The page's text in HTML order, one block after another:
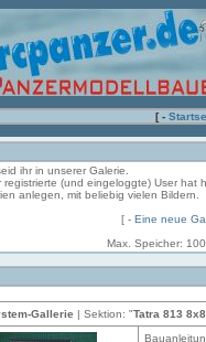
[ -
ihr in unserer Galerie.
registrierte (und eingeloggte) User hat
anlegen, mit beliebig vielen Bildern.
[ - Eine neue
Max. Speicher:
Gallerie | Sektion: "Tatra 813